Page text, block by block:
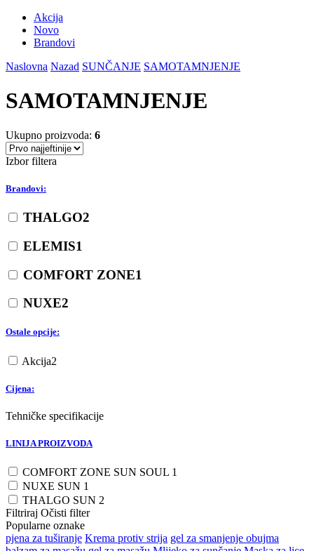
Akcija
Novo
Brandovi
Naslovna Nazad SUNČANJE SAMOTAMNJENJE
SAMOTAMNJENJE
Ukupno proizvoda: 6
Izbor filtera
Brandovi:
THALGO2
ELEMIS1
COMFORT ZONE1
NUXE2
Ostale opcije:
Akcija2
Cijena:
Tehničke specifikacije
LINIJA PROIZVODA
COMFORT ZONE SUN SOUL 1
NUXE SUN 1
THALGO SUN 2
Filtriraj Očisti filter
Popularne oznake
pjena za tuširanje Krema protiv strija gel za smanjenje obujma